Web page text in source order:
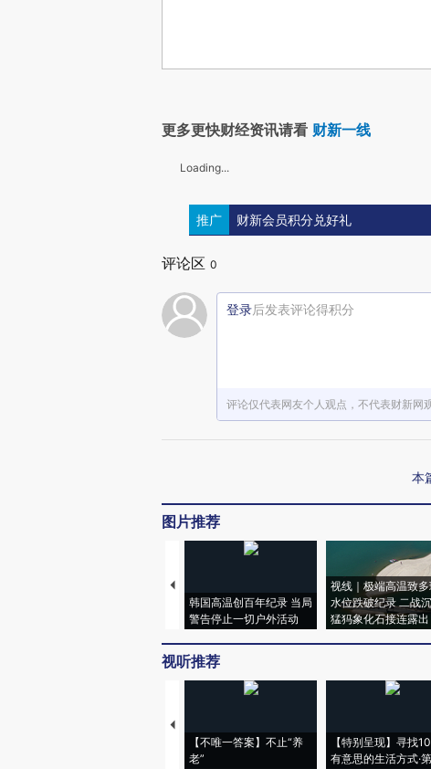
更多更快财经资讯请看 财新一线
Loading...
推广 财新会员积分兑好礼
评论区 0
登录后发表评论得积分
评论仅代表网友个人观点，不代表财新网
本
图片推荐
韩国高温创百年纪录 当局
警告停止一切户外活动
视线｜极端高温致
水位跌破纪录 二战
猛犸象化石接连露出
视听推荐
【不唯一答案】不止“养
老”
【特别呈现】寻找
有意思的生活方式·